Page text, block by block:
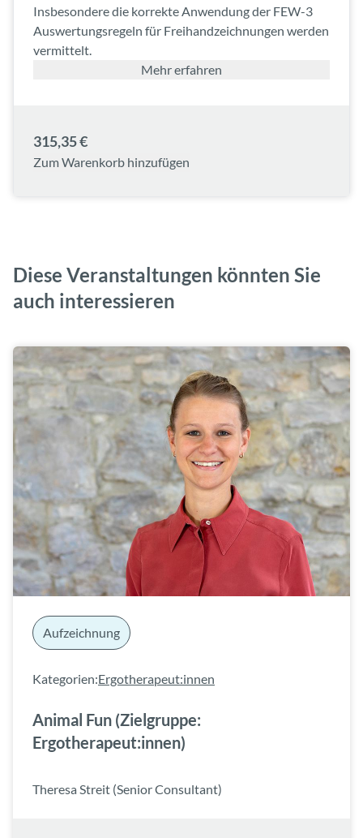
Insbesondere die korrekte Anwendung der FEW-3
Auswertungsregeln für Freihandzeichnungen werden
vermittelt.
Mehr erfahren
315,35 €
Zum Warenkorb hinzufügen
Diese Veranstaltungen könnten Sie
auch interessieren
Aufzeichnung
Kategorien:Ergotherapeut:innen
Animal Fun (Zielgruppe:
Ergotherapeut:innen)
Theresa Streit (Senior Consultant)